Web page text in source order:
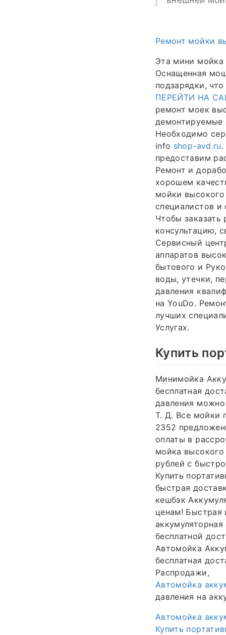
Ремонт мойки
Эта мини мойка
Оснащенная
подзарядки,
ПЕРЕЙТИ НА
ремонт моек
демонтируемые
Необходимо
info shop-avd.ru
предоставим
Ремонт и
хорошем
мойки
специалистов и
Чтобы
консультацию,
Сервисный
аппаратов
бытового и
воды, утечки,
давления
на YouDo.
лучших
Услугах.
Купить
Минимойка
бесплатная
давления
Т. Д. Все мойки
2352
оплаты в
мойка
рублей с
Купить
быстрая
кешбэк
ценам! Быстрая
бесплатной
Автомойка
бесплатная
Распродажи,
Автомойка
давления на
Автомойка
Купить